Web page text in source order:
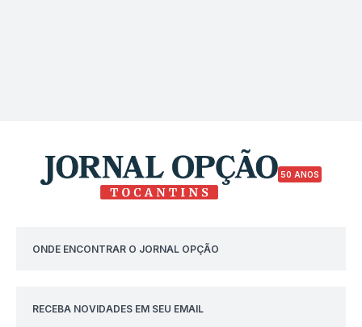
50 ANOS
ONDE ENCONTRAR O JORNAL OPÇÃO
RECEBA NOVIDADES EM SEU EMAIL